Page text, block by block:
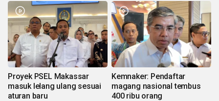
Proyek PSEL Makassar
masuk lelang ulang sesuai
aturan baru
Kemnaker: Pendaftar
magang nasional tembus
400 ribu orang